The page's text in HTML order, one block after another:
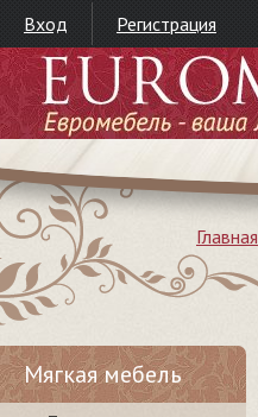
Вход Регистрация
Главная
Мягкая мебель